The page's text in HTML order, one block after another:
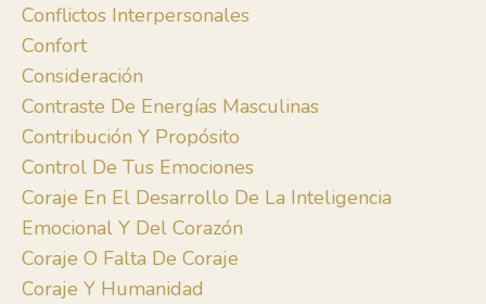
Conflictos Interpersonales
Confort
Consideración
Contraste De Energías Masculinas
Contribución Y Propósito
Control De Tus Emociones
Coraje En El Desarrollo De La Inteligencia
Emocional Y Del Corazón
Coraje O Falta De Coraje
Coraje Y Humanidad